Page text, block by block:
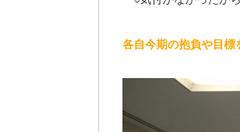
各自今期の抱負や目標